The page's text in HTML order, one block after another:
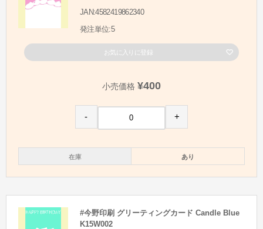
JAN:4582419862340
発注単位:5
お気に入りに登録
小売価格 ¥400
- +
在庫 あり
#今野印刷 グリーティングカード Candle Blue
K15W002